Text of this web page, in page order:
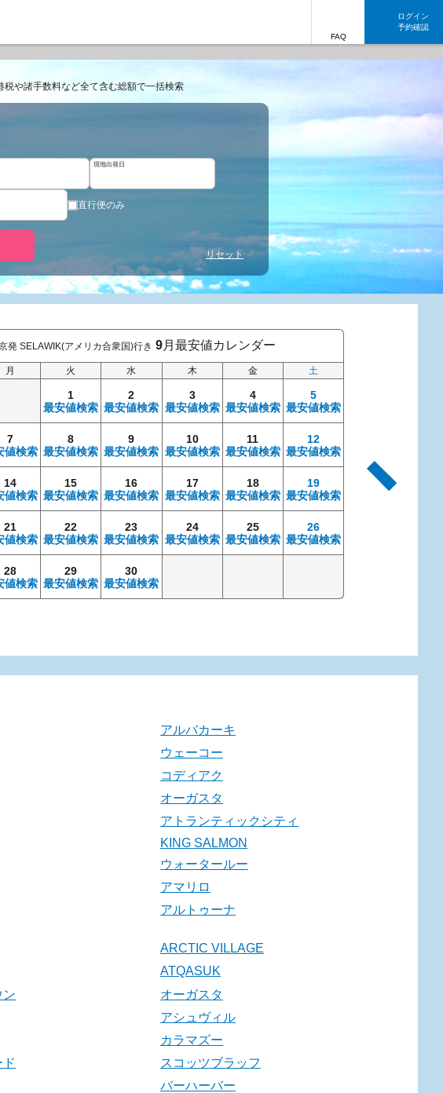
FAQ
ログイン
予約確認
や諸手数料など全て含む総額で一括検索
現地出発日
直行便のみ
リセット
発 SELAWIK(アメリカ合衆国)行き 9月最安値カレンダー
月 火 水 木 金 土
1
最安値検索
2
最安値検索
3
最安値検索
4
最安値検索
5
最安値検索
7
値検索
8
最安値検索
9
最安値検索
10
最安値検索
11
最安値検索
12
最安値検索
14
値検索
15
最安値検索
16
最安値検索
17
最安値検索
18
最安値検索
19
最安値検索
21
値検索
22
最安値検索
23
最安値検索
24
最安値検索
25
最安値検索
26
最安値検索
28
値検索
29
最安値検索
30
最安値検索
11
最安値検索
アルバカーキ
ウェーコー
コディアク
オーガスタ
アトランティックシティ
KING SALMON
ウォータールー
アマリロ
アルトゥーナ
ARCTIC VILLAGE
ATQASUK
ン
オーガスタ
アシュヴィル
カラマズー
スコッツブラッフ
バーハーバー